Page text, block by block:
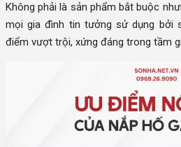
Không phải là sản phẩm bắt buộc
mọi gia đình tin tưởng sử dụng bởi
điểm vượt trội, xứng đáng trong tầm